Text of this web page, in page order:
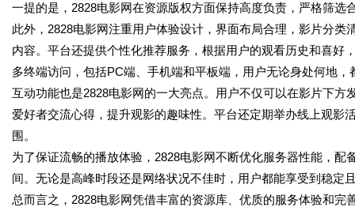
一提的是，2828电影网在资源版权方面保持高度负责，严格筛
此外，2828电影网注重用户体验设计，界面布局合理，影片分
内容。平台还提供个性化推荐服务，根据用户的观看历史和喜好
多终端访问，包括PC端、手机端和平板端，用户无论身处何地，
互动功能也是2828电影网的一大亮点。用户不仅可以在影片下
爱好者交流心得，提升观影的趣味性。平台还定期举办线上观
围。
为了保证流畅的播放体验，2828电影网不断优化服务器性能，
间。无论是高峰时段还是网络状况不佳时，用户都能享受到稳定
总而言之，2828电影网凭借丰富的资源库、优质的服务体验和